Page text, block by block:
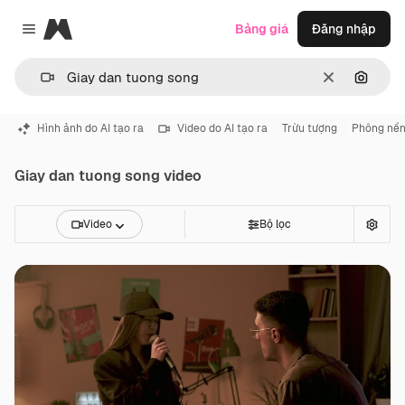
Close menu
Magnific
ThôngTìm
Bảng giá Đăng nhập
Hình ảnh do AI tạo ra Video do AI tạo ra Trừu tượng Phông nền
Giay dan tuong song video
Video Bộ lọc